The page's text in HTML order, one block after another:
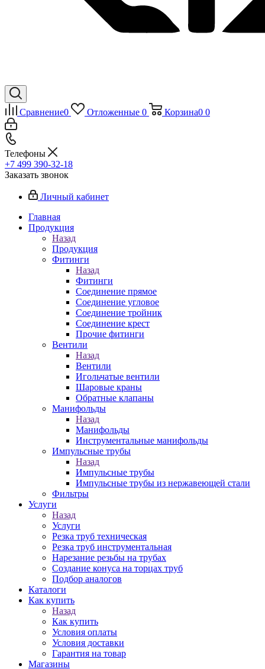
Сравнение0 Отложенные 0 Корзина0 0
Телефоны
+7 499 390-32-18
Заказать звонок
Личный кабинет
Главная
Продукция
Назад
Продукция
Фитинги
Назад
Фитинги
Соединение прямое
Соединение угловое
Соединение тройник
Соединение крест
Прочие фитинги
Вентили
Назад
Вентили
Игольчатые вентили
Шаровые краны
Обратные клапаны
Манифольды
Назад
Манифольды
Инструментальные манифольды
Импульсные трубы
Назад
Импульсные трубы
Импульсные трубы из нержавеющей стали
Фильтры
Услуги
Назад
Услуги
Резка труб техническая
Резка труб инструментальная
Нарезание резьбы на трубах
Создание конуса на торцах труб
Подбор аналогов
Каталоги
Как купить
Назад
Как купить
Условия оплаты
Условия доставки
Гарантия на товар
Магазины